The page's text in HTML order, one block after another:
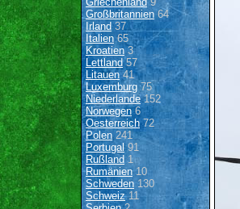
Großbritannien64
Irland 37
Italien65
Kroatien3
Lettland57
Litauen41
Luxemburg 75
Niederlande152
Norwegen6
Oesterreich72
Polen 241
Portugal91
Rußland 1
Rumänien10
Schweden 130
Schweiz11